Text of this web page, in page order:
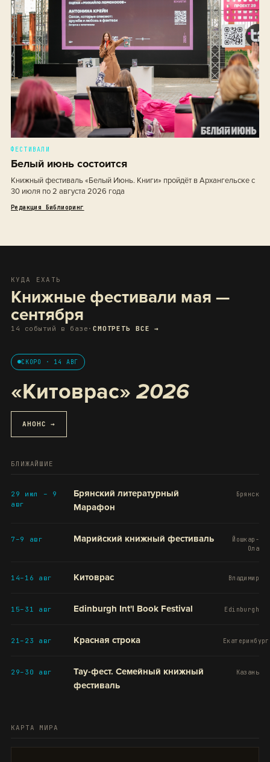
ФЕСТИВАЛИ
Белый июнь состоится
Книжный фестиваль «Белый Июнь. Книги» пройдёт в Архангельске с
30 июля по 2 августа 2026 года
Редакция Библиоринг
КУДА ЕХАТЬ
Книжные фестивали мая —
сентября
14 событий в базе · СМОТРЕТЬ ВСЕ →
СКОРО · 14 АВГ
«Китоврас»2026
АНОНС →
БЛИЖАЙШИЕ
29 июл – 9
авг
Брянский литературный
Марафон
Брянск
7–9 авг Марийский книжный фестиваль
Йошкар-
Ола
14–16 авг Китоврас Владимир
15–31 авг Edinburgh Int'l Book Festival Edinburgh
21–23 авг Красная строка Екатеринбург
29–30 авг
Тау-фест. Семейный книжный
фестиваль
Казань
КАРТА МИРА